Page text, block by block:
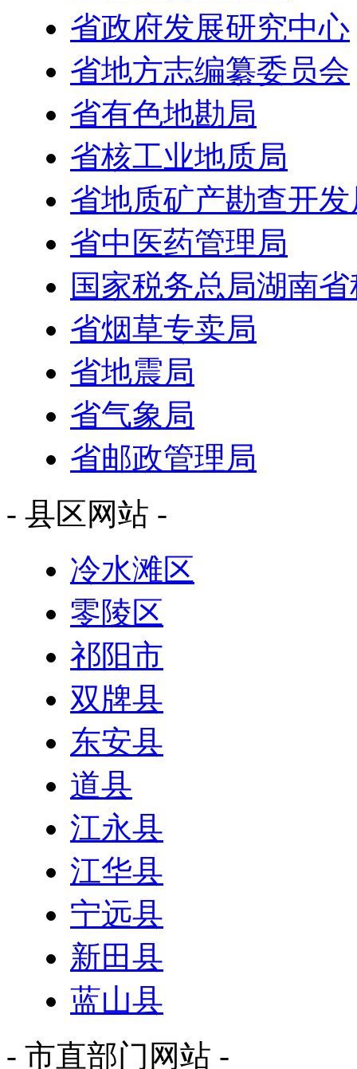
省政府发展研究中心
省地方志编纂委员会
省有色地勘局
省核工业地质局
省地质矿产勘查开发
省中医药管理局
国家税务总局湖南
省烟草专卖局
省地震局
省气象局
省邮政管理局
- 县区网站 -
冷水滩区
零陵区
祁阳市
双牌县
东安县
道县
江永县
江华县
宁远县
新田县
蓝山县
- 市直部门网站 -